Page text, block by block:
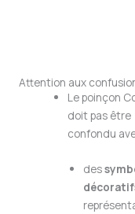
Attention aux
Le poinçon
doit pas être
confondu
des